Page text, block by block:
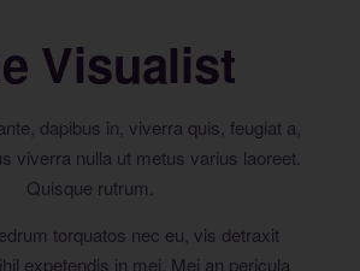
Visualist
dapibus in, viverra quis, feugiat a,
viverra nulla ut metus varius laoreet.
Quisque rutrum.
torquatos nec eu, vis detraxit
expetendis in mei. Mei an pericula